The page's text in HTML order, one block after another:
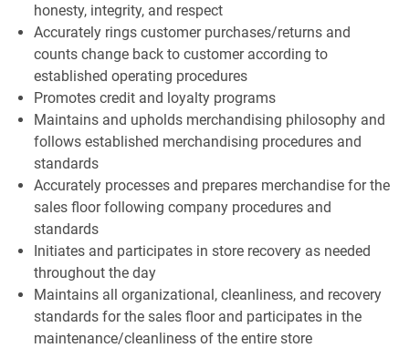
honesty, integrity, and respect
Accurately rings customer purchases/returns and
counts change back to customer according to
established operating procedures
Promotes credit and loyalty programs
Maintains and upholds merchandising philosophy and
follows established merchandising procedures and
standards
Accurately processes and prepares merchandise for the
sales floor following company procedures and
standards
Initiates and participates in store recovery as needed
throughout the day
Maintains all organizational, cleanliness, and recovery
standards for the sales floor and participates in the
maintenance/cleanliness of the entire store